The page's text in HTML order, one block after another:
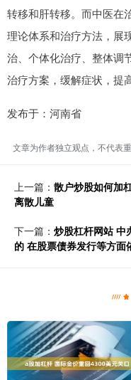
转移和肝转移。而中医在
理论体系和治疗方法，展
治、个体化治疗、整体调
治疗方案，缓解症状，提
发布于：河南省
文章为作者独立观点，不代表
上一篇： 散户炒股如何加
离散儿童
下一篇： 炒股杠杆网站 中
的 在股票债券发行等方